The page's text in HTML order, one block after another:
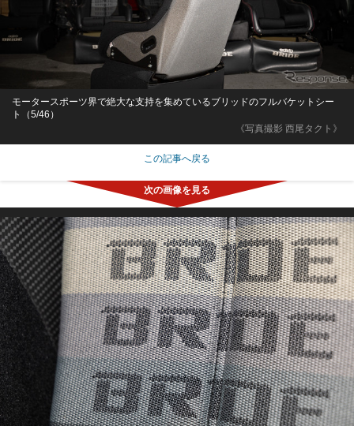
《写真撮影 西尾タクト》
モータースポーツ界で絶大な支持を集めているブリッドのフルバケットシー
ト（5/46）
この記事へ戻る